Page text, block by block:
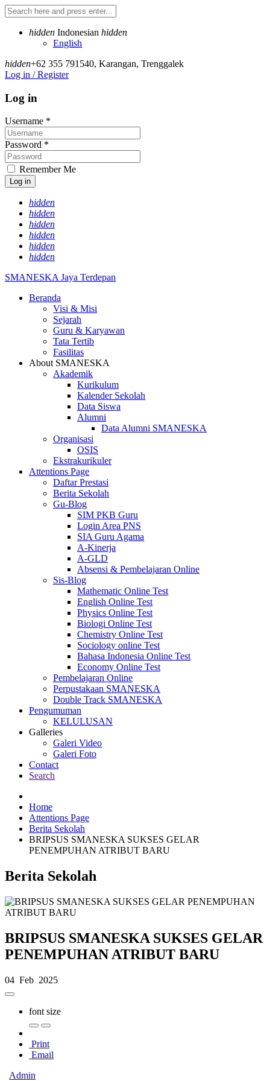
hidden Indonesian hidden
English
hidden+62 355 791540, Karangan, Trenggalek
Log in / Register
Log in
Username *
Password *
Remember Me
Log in
hidden
hidden
hidden
hidden
hidden
hidden
SMANESKA Jaya Terdepan
Beranda
Visi & Misi
Sejarah
Guru & Karyawan
Tata Tertib
Fasilitas
About SMANESKA
Akademik
Kurikulum
Kalender Sekolah
Data Siswa
Alumni
Data Alumni SMANESKA
Organisasi
OSIS
Ekstrakurikuler
Attentions Page
Daftar Prestasi
Berita Sekolah
Gu-Blog
SIM PKB Guru
Login Area PNS
SIA Guru Agama
A-Kinerja
A-GLD
Absensi & Pembelajaran Online
Sis-Blog
Mathematic Online Test
English Online Test
Physics Online Test
Biologi Online Test
Chemistry Online Test
Sociology online Test
Bahasa Indonesia Online Test
Economy Online Test
Pembelajaran Online
Perpustakaan SMANESKA
Double Track SMANESKA
Pengumuman
KELULUSAN
Galleries
Galeri Video
Galeri Foto
Contact
Search
Home
Attentions Page
Berita Sekolah
BRIPSUS SMANESKA SUKSES GELAR
PENEMPUHAN ATRIBUT BARU
Berita Sekolah
BRIPSUS SMANESKA SUKSES GELAR
PENEMPUHAN ATRIBUT BARU
04 Feb 2025
font size
Print
Email
Admin